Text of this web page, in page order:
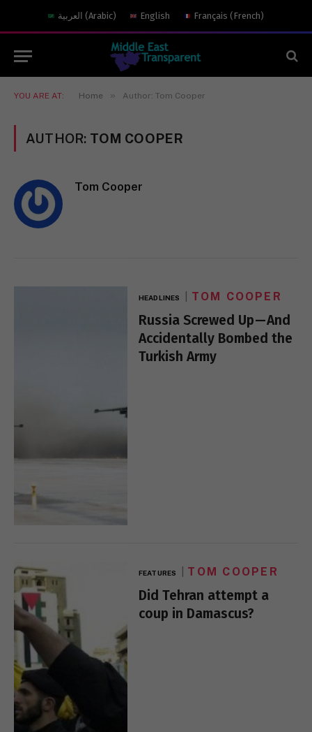
العربية (Arabic) English Français (French)
YOU ARE AT: Home » Author: Tom Cooper
AUTHOR: TOM COOPER
Tom Cooper
HEADLINES TOM COOPER
Russia Screwed Up — And
Accidentally Bombed the
Turkish Army
FEATURES TOM COOPER
Did Tehran attempt a
coup in Damascus?